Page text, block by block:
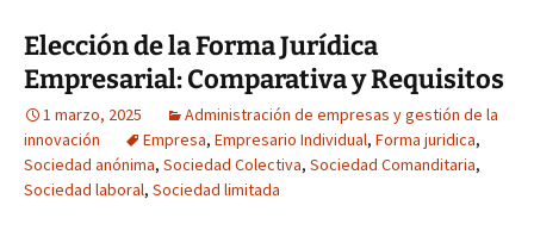
Elección de la Forma Jurídica
Empresarial: Comparativa y Requisitos
1 marzo, 2025
Administración de empresas y gestión de la
innovación
Empresa, Empresario Individual, Forma juridica,
Sociedad anónima, Sociedad Colectiva, Sociedad Comanditaria,
Sociedad laboral, Sociedad limitada